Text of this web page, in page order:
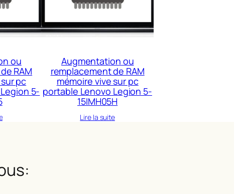
ou
RAM
pc
5-
Augmentation ou
remplacement de RAM
mémoire vive sur pc
portable Lenovo Legion 5-
15IMH05H
Lire la suite